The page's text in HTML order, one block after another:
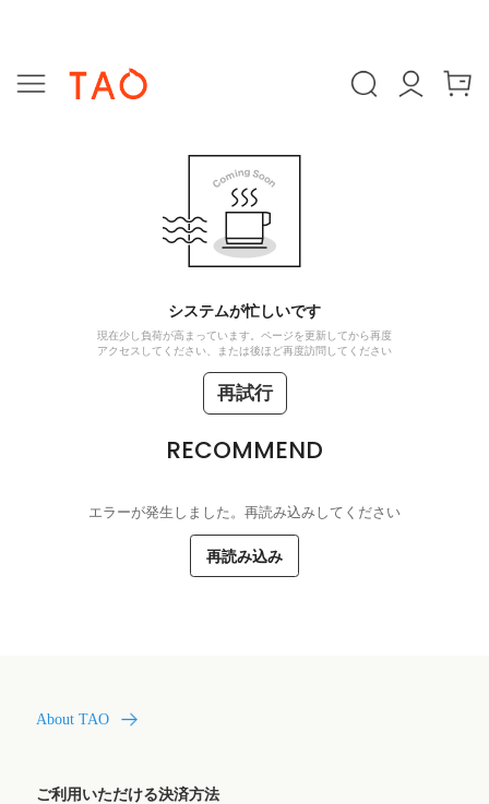
システムが忙しいです
現在少し負荷が高まっています。ページを更新してから再度
アクセスしてください、または後ほど再度訪問してください
再試行
RECOMMEND
エラーが発生しました。再読み込みしてください
再読み込み
About TAO
ご利用いただける決済方法